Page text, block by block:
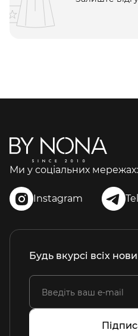
Ми у соціальних мережах:
Instagram
Будь вкурсі всіх